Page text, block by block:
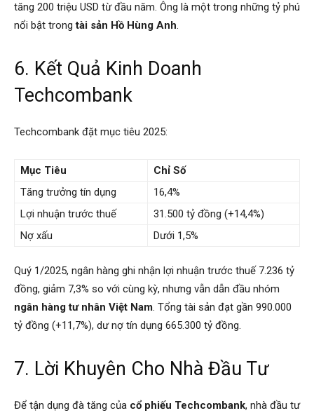
tăng 200 triệu USD từ đầu năm. Ông là một trong những tỷ phú
nổi bật trongtài sản Hồ Hùng Anh.
6. Kết Quả Kinh Doanh
Techcombank
Techcombank đặt mục tiêu 2025:
Mục Tiêu
Chỉ Số
Tăng trưởng tín dụng
16,4%
Lợi nhuận trước thuế
31.500 tỷ đồng (+14,4%)
Nợ xấu
Dưới 1,5%
Quý 1/2025, ngân hàng ghi nhận lợi nhuận trước thuế 7.236 tỷ
đồng, giảm 7,3% so với cùng kỳ, nhưng vẫn dẫn đầu nhóm
ngân hàng tư nhân Việt Nam. Tổng tài sản đạt gần 990.000
tỷ đồng (+11,7%), dư nợ tín dụng 665.300 tỷ đồng.
7. Lời Khuyên Cho Nhà Đầu Tư
Để tận dụng đà tăng của cổ phiếu Techcombank, nhà đầu tư